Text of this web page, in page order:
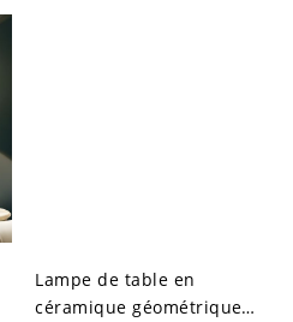
Lampe de table en
céramique géométrique